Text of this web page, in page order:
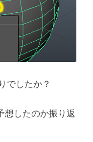
でしたか？
想したのか振り返